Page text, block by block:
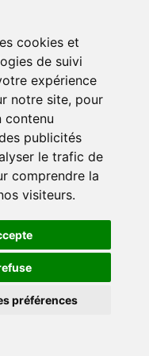
cookies et
de suivi
expérience
notre site, pour
contenu
publicités
le trafic de
comprendre la
visiteurs.
préférences